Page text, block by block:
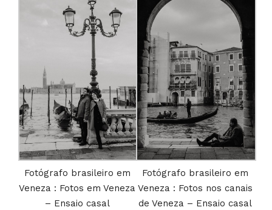
Fotógrafo brasileiro em
Veneza : Fotos em Veneza
– Ensaio casal
Fotógrafo brasileiro em
Veneza : Fotos nos canais
de Veneza – Ensaio casal